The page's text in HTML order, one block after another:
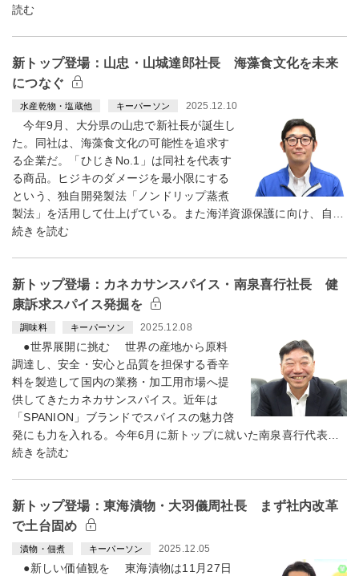
読む
新トップ登場：山忠・山城達郎社長 海藻食文化を未来
につなぐ
水産乾物・塩蔵他 キーパーソン 2025.12.10
今年9月、大分県の山忠で新社長が誕生し
た。同社は、海藻食文化の可能性を追求す
る企業だ。「ひじきNo.1」は同社を代表す
る商品。ヒジキのダメージを最小限にする
という、独自開発製法「ノンドリップ蒸煮
製法」を活用して仕上げている。また海洋資源保護に向け、自…
続きを読む
新トップ登場：カネカサンスパイス・南泉喜行社長 健
康訴求スパイス発掘を
調味料 キーパーソン 2025.12.08
●世界展開に挑む 世界の産地から原料
調達し、安全・安心と品質を担保する香辛
料を製造して国内の業務・加工用市場へ提
供してきたカネカサンスパイス。近年は
「SPANION」ブランドでスパイスの魅力啓
発にも力を入れる。今年6月に新トップに就いた南泉喜行代表…
続きを読む
新トップ登場：東海漬物・大羽儀周社長 まず社内改革
で土台固め
漬物・佃煮 キーパーソン 2025.12.05
●新しい価値観を 東海漬物は11月27日